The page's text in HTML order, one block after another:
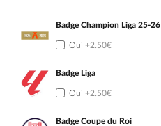
Badge Champion Liga 25-26
Oui +2.50€
Badge Liga
Oui +2.50€
Badge Coupe du Roi